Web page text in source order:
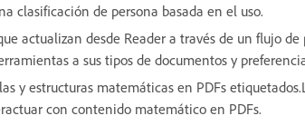
clasificación de persona basada en el uso.
actualizan desde Reader a través de un flujo de
a sus tipos de documentos y
y estructuras matemáticas en PDFs
con contenido matemático en PDFs.